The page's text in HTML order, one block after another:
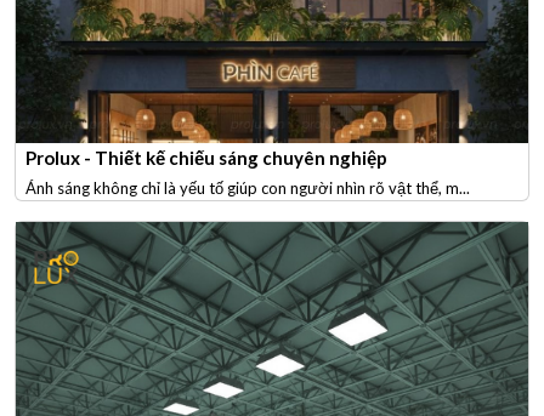
Prolux - Thiết kế chiếu sáng chuyên nghiệp
Ánh sáng không chỉ là yếu tố giúp con người nhìn rõ vật thể, m...